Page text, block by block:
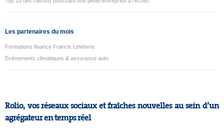
Les partenaires du mois
Formations finance Francis Lefebvre
Evènements climatiques & assurance auto
Rolio, vos réseaux sociaux et fraîches nouvelles au sein d’un
agrégateur en temps réel